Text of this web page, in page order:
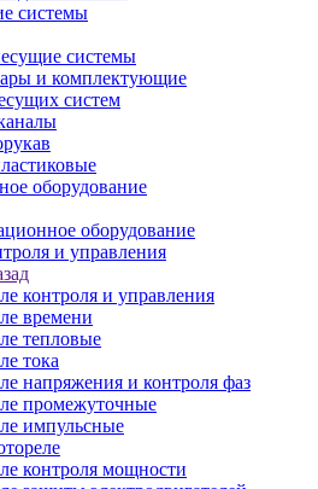
системы
системы
и комплектующие
систем
оборудование
оборудование
и управления
контроля и управления
времени
тепловые
тока
напряжения и контроля фаз
промежуточные
импульсные
контроля мощности